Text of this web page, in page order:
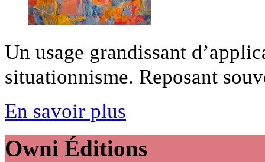
Un usage grandissant
situationnisme. Reposant
En savoir plus
Owni Éditions